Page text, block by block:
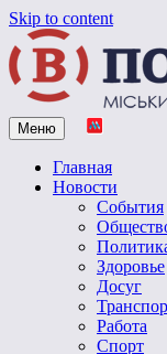
Skip to content
Vpoltave.info
Полтавский портал
Меню
Главная
Новости
События
Здоровье
Досуг
Работа
Спорт